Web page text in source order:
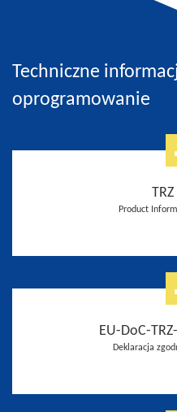
Techniczne
oprogramowanie
Product
EU-DoC-
Deklaracja